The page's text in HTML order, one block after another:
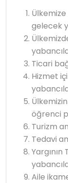
gelecek
Ticari
Hizmet
öğrenci
Turizm
Tedavi
Aile